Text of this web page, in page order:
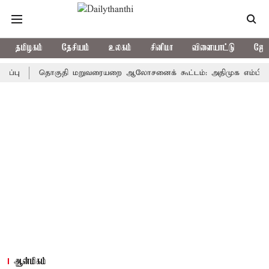
தமிழகம் தேசியம் உலகம் சினிமா விளையாட்டு
தொகுதி மறுவரையறை ஆலோசனைக் கூட்டம்: அதிமுக எம்பிக்கள்
ஆன்மிகம்